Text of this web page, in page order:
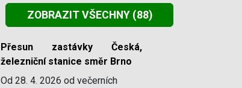
ZOBRAZIT VŠECHNY(88)
Přesun zastávky Česká,
železniční stanice směr Brno
Od 28. 4. 2026 od večerních